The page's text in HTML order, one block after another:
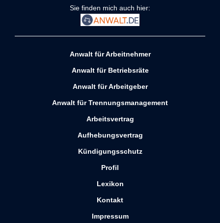
Sie finden mich auch hier:
Anwalt für Arbeitnehmer
Anwalt für Betriebsräte
Anwalt für Arbeitgeber
Anwalt für Trennungsmanagement
Arbeitsvertrag
Aufhebungsvertrag
Kündigungsschutz
Profil
Lexikon
Kontakt
Impressum